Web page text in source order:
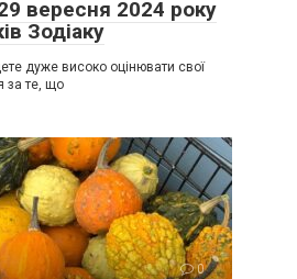
вересня 2024 року
Зодіаку
дуже високо оцінювати свої
за те, що
0